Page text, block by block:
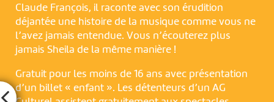
Claude François, il raconte avec son érudition
déjantée une histoire de la musique comme vous ne
l’avez jamais entendue. Vous n’écouterez plus
jamais Sheila de la même manière !
Gratuit pour les moins de 16 ans avec présentation
d’un billet « enfant ». Les détenteurs d’un AG